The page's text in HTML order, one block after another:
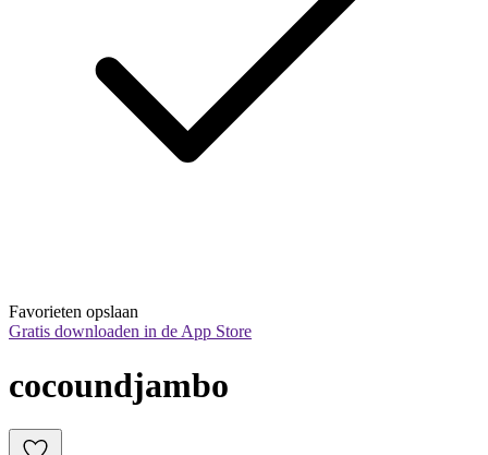
Favorieten opslaan
Gratis downloaden in de App Store
cocoundjambo